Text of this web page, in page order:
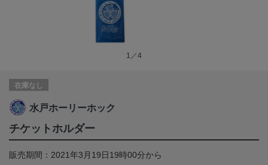
1／4
在庫なし
水戸ホーリーホック
チケットホルダー
販売期間：2021年3月19日19時00分から